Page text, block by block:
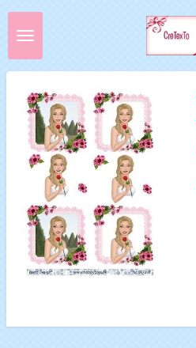
Ga
direct
de
hoofdinhoud